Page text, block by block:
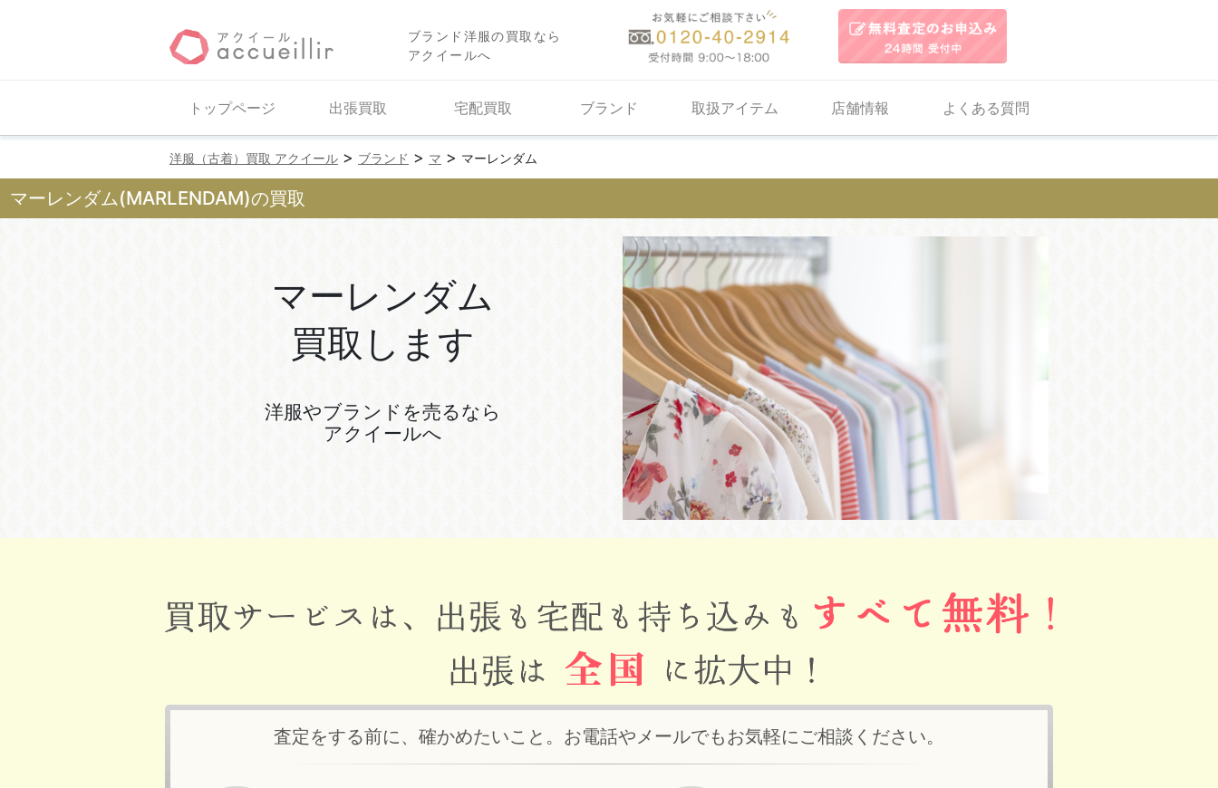
ブランド洋服の買取なら
アクイールへ
トップページ 出張買取 宅配買取 ブランド 取扱アイテム 店舗情報 よくある質問
洋服（古着）買取 アクイール > ブランド > マ > マーレンダム
マーレンダム(MARLENDAM)の買取
マーレンダム
買取します
洋服やブランドを売るなら
アクイールへ
査定をする前に、確かめたいこと。お電話やメールでもお気軽にご相談ください。